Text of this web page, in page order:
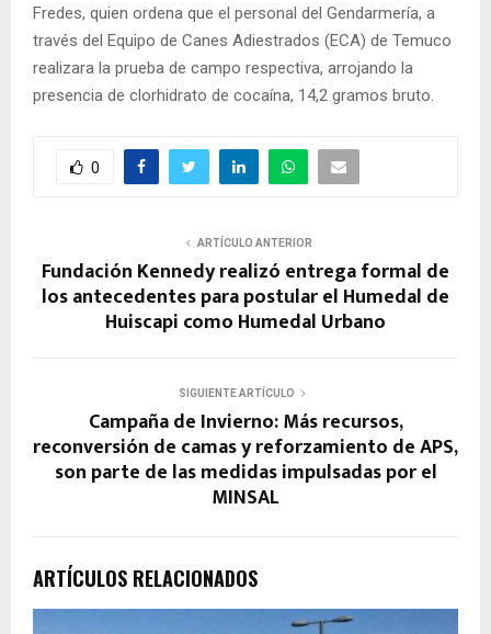
Fredes, quien ordena que el personal del Gendarmería, a
través del Equipo de Canes Adiestrados (ECA) de Temuco
realizara la prueba de campo respectiva, arrojando la
presencia de clorhidrato de cocaína, 14,2 gramos bruto.
0
ARTÍCULO ANTERIOR
Fundación Kennedy realizó entrega formal de
los antecedentes para postular el Humedal de
Huiscapi como Humedal Urbano
SIGUIENTE ARTÍCULO
Campaña de Invierno: Más recursos,
reconversión de camas y reforzamiento de APS,
son parte de las medidas impulsadas por el
MINSAL
ARTÍCULOS RELACIONADOS